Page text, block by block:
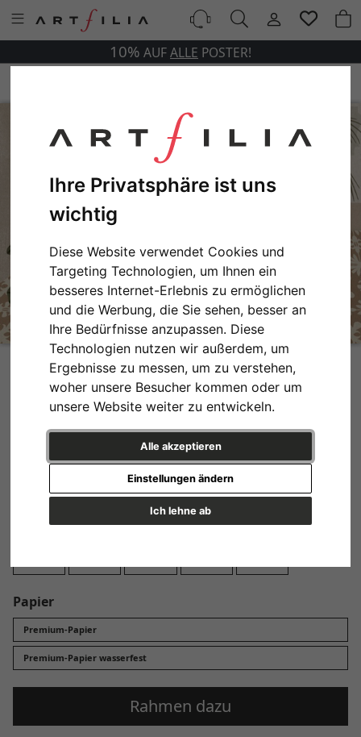
Ihre Privatsphäre ist uns
wichtig
Diese Website verwendet Cookies und
Targeting Technologien, um Ihnen ein
besseres Internet-Erlebnis zu ermöglichen
und die Werbung, die Sie sehen, besser an
Ihre Bedürfnisse anzupassen. Diese
Technologien nutzen wir außerdem, um
Ergebnisse zu messen, um zu verstehen,
woher unsere Besucher kommen oder um
unsere Website weiter zu entwickeln.
Alle akzeptieren
Ich lehne ab
Einstellungen ändern
10% AUFALLE POSTER!
Relaxing Bath No. 1
Format
Papier
Premium-Papier
Premium-Papier wasserfest
Rahmen dazu